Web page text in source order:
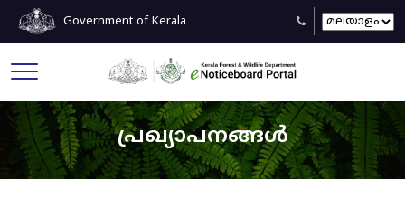
Government of Kerala
പ്രഖ്യാപനങ്ങൾ